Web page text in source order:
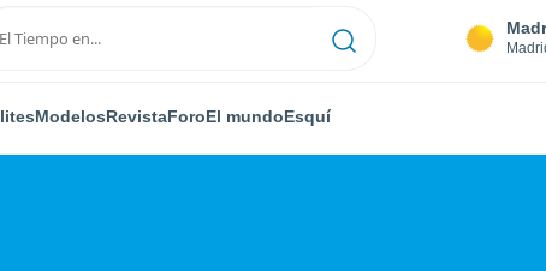
ModelosRevistaForoEl mundoEsquí